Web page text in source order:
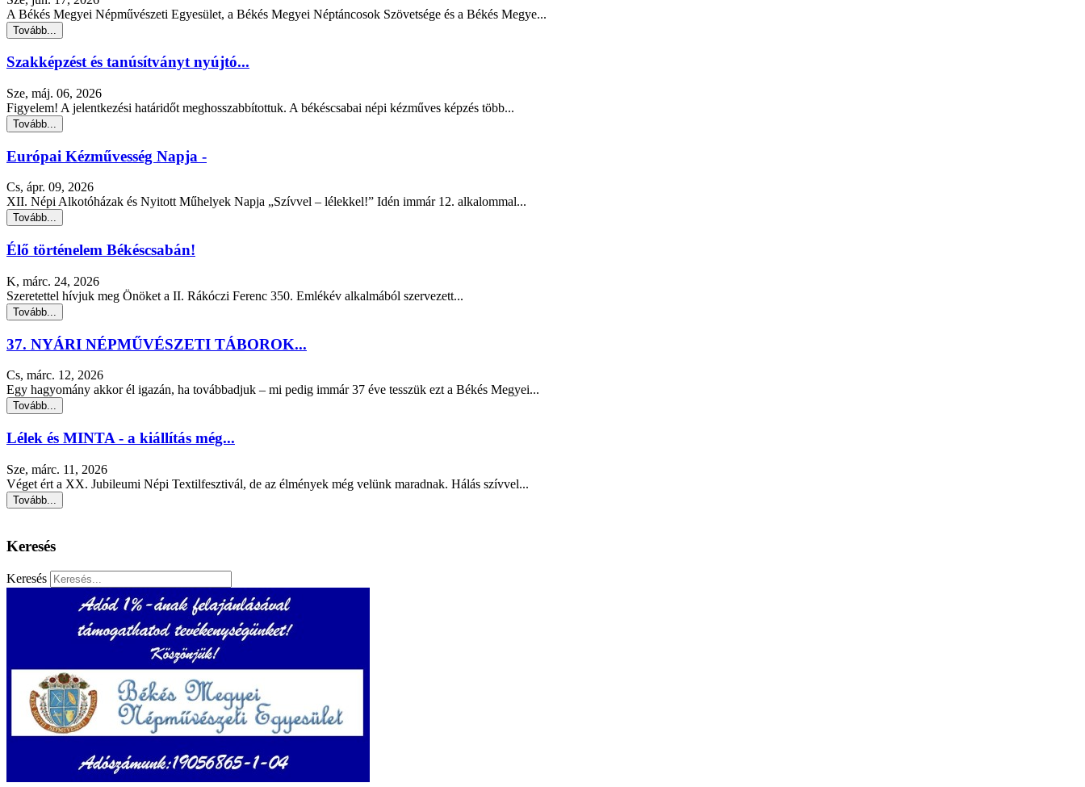
A Békés Megyei Népművészeti Egyesület, a Békés Megyei Néptáncosok Szövetsége és a Békés Megye...
Tovább...
Szakképzést és tanúsítványt nyújtó...
Sze, máj. 06, 2026
Figyelem! A jelentkezési határidőt meghosszabbítottuk. A békéscsabai népi kézműves képzés több...
Tovább...
Európai Kézművesség Napja -
Cs, ápr. 09, 2026
XII. Népi Alkotóházak és Nyitott Műhelyek Napja „Szívvel – lélekkel!” Idén immár 12. alkalommal...
Tovább...
Élő történelem Békéscsabán!
K, márc. 24, 2026
Szeretettel hívjuk meg Önöket a II. Rákóczi Ferenc 350. Emlékév alkalmából szervezett...
Tovább...
37. NYÁRI NÉPMŰVÉSZETI TÁBOROK...
Cs, márc. 12, 2026
Egy hagyomány akkor él igazán, ha továbbadjuk – mi pedig immár 37 éve tesszük ezt a Békés Megyei...
Tovább...
Lélek és MINTA - a kiállítás még...
Sze, márc. 11, 2026
Véget ért a XX. Jubileumi Népi Textilfesztivál, de az élmények még velünk maradnak. Hálás szívvel...
Tovább...
Keresés
Keresés